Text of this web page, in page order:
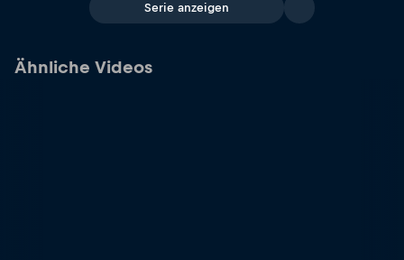
Serie anzeigen
Ähnliche Videos